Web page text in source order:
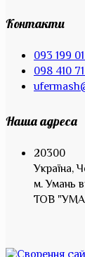
Контакти
093 199
098 410
Наша адреса
20300
Україна,
м. Умань
ТОВ